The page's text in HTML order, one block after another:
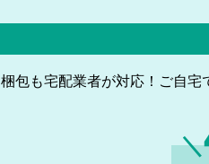
梱包も宅配業者が対応！ご自宅
＼